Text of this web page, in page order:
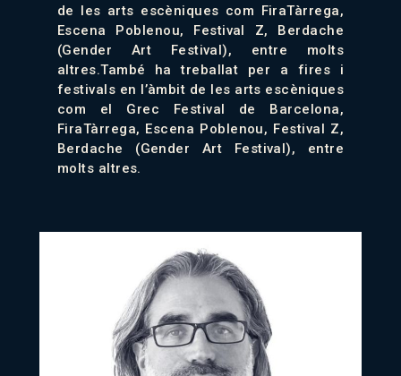
de les arts escèniques com FiraTàrrega,
Escena Poblenou, Festival Z, Berdache
(Gender Art Festival), entre molts
altres.També ha treballat per a fires i
festivals en l’àmbit de les arts escèniques
com el Grec Festival de Barcelona,
FiraTàrrega, Escena Poblenou, Festival Z,
Berdache (Gender Art Festival), entre
molts altres.